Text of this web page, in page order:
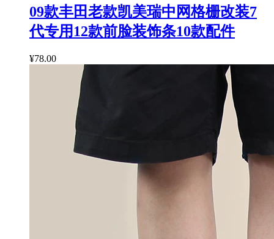
09款丰田老款凯美瑞中网格栅改装7
代专用12款前脸装饰条10款配件
¥78.00